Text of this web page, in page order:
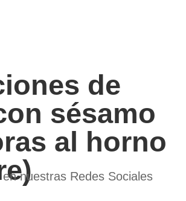
de
sésamo
al horno
nuestras Redes Sociales